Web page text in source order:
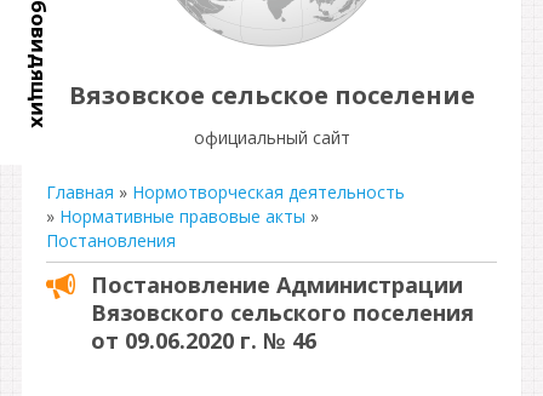
Вязовское сельское поселение
официальный сайт
Главная » Нормотворческая деятельность
» Нормативные правовые акты »
Постановления
Постановление Администрации
Вязовского сельского поселения
от 09.06.2020 г. № 46